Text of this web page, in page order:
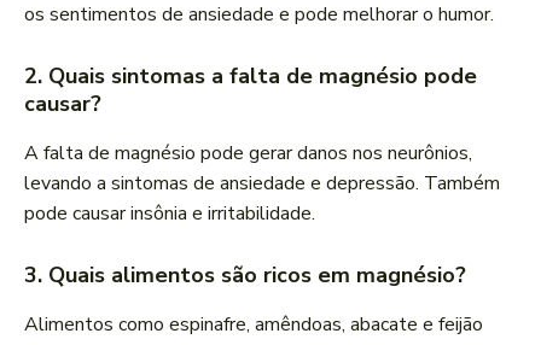
os sentimentos de ansiedade e pode melhorar o humor.
2. Quais sintomas a falta de magnésio pode
causar?
A falta de magnésio pode gerar danos nos neurônios,
levando a sintomas de ansiedade e depressão. Também
pode causar insônia e irritabilidade.
3. Quais alimentos são ricos em magnésio?
Alimentos como espinafre, amêndoas, abacate e feijão